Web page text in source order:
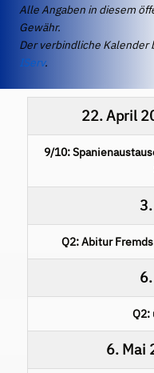
Alle Angaben in diesem
Gewähr.
Der verbindliche Kalender
IServ.
22. April
9/10:
Q2: Abitur
Q2:
6. Mai